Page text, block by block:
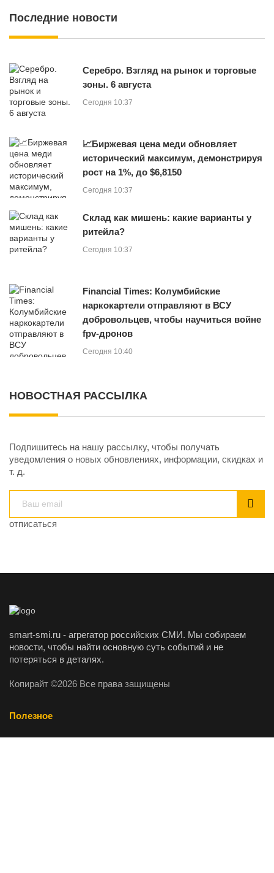
Последние новости
Серебро. Взгляд на рынок и торговые
зоны. 6 августа
Сегодня 10:37
📈Биржевая цена меди обновляет
исторический максимум, демонстрируя
рост на 1%, до $6,8150
Сегодня 10:37
Склад как мишень: какие варианты у
ритейла?
Сегодня 10:37
Financial Times: Колумбийские
наркокартели отправляют в ВСУ
добровольцев, чтобы научиться войне
fpv-дронов
Сегодня 10:40
НОВОСТНАЯ РАССЫЛКА
Подпишитесь на нашу рассылку, чтобы получать
уведомления о новых обновлениях, информации, скидках и
т. д.
отписаться
smart-smi.ru - агрегатор российских СМИ. Мы собираем
новости, чтобы найти основную суть событий и не
потеряться в деталях.
Копирайт ©2026 Все права защищены
Полезное